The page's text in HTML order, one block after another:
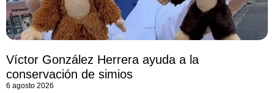
Víctor González Herrera ayuda a la
conservación de simios
6 agosto 2026